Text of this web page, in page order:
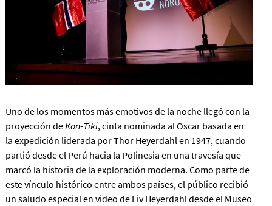
Uno de los momentos más emotivos de la noche llegó con la
proyección deKon-Tiki, cinta nominada al Oscar basada en
la expedición liderada por Thor Heyerdahl en 1947, cuando
partió desde el Perú hacia la Polinesia en una travesía que
marcó la historia de la exploración moderna. Como parte de
este vínculo histórico entre ambos países, el público recibió
un saludo especial en video de Liv Heyerdahl desde el Museo